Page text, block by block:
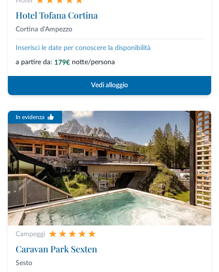
Hotel Tofana Cortina
Cortina d'Ampezzo
Inserisci le date per conoscere la disponibilità
a partire da: 179€ notte/persona
Vedi alloggio
In evidenza
Campeggi
Caravan Park Sexten
Sesto